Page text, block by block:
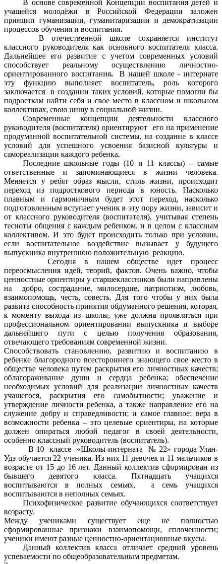
В основе современной Концепции воспитания детей и
учащейся молодёжи в Российской Федерации заложен
принцип гуманизации, гуманитаризации и демократизации
процессов обучения и воспитания.
В отечественной школе сохраняется институт
классного руководителя как основного воспитателя класса.
Дальнейшее его развитие с учетом современных условий
способствует реальному осуществлению личностно-
ориентированного воспитания.В нашей школе - интернате
эту функцию выполняет воспитатель,
роль которого
заключается в создании таких условий, которые помогли бы
подросткам найти себя и свое место в классном и школьном
коллективах, свою нишу в социальной жизни.
Современные концепции деятельности классного
руководителя (воспитателя) ориентируют его на применение
продуманной воспитательной системы, на создание в классе
условий для успешного усвоения базисной культуры и
самореализации каждого ребенка.
Последние школьные годы (10 и 11 классы) – самые
ответственные и запоминающиеся в жизни человека.
Меняется у ребят образ мысли, стиль жизни, происходит
переход из подросткового периода в юность. Насколько
плавным и гармоничным будет этот переход, насколько
подготовленным вступает ученик в эту пору жизни, зависит и
от классного руководителя (воспитателя), учитывая степень
тесноты общения с каждым ребенком, и в целом с классным
коллективом. И это будет происходить только при условии,
если воспитательное воздействие вызывает у будущего
выпускника внутреннюю положительную реакцию.
Сегодня в нашем обществе идет процесс
переосмысления идей, теорий, фактов. Очень важно, чтобы
ценностные ориентиры у старшеклассников были направлены
на добро, сострадание, милосердие, патриотизм, любовь,
взаимопомощь, честь, совесть. Для того чтобы у них была
развита способность принятия обдуманного решения, которая,
к моменту выхода из школы, уже должна проявляться при
профессиональном ориентировании выпускника и выборе
дальнейшего пути с целью получения образования,
отвечающего требованиям современной жизни.
Способствовать становлению, развитию и воспитанию в
ребенке благородного всестороннего знающего свое место в
обществе человека путем раскрытия его личностных качеств;
облагораживание души и сердца ребенка; обеспечение
необходимых условий для реализации личностных качеств
учащегося, раскрытия его самобытности; уважение и
утверждение личности ребенка, а также направление его на
служение добру и справедливости; и самое главное: вера в
возможности ребенка – это целевые ориентиры, на которые
должен опираться любой педагог в своей деятельности,
особенно классный руководитель (воспитатель).
В 10 классе «Школы-интерната № 22» города Улан-
Удэ обучается 22 ученика. Из них 11 девочек и 11 мальчиков в
возрасте от 15 до 16 лет. Данный коллектив сформирован из
бывшего девятого класса. Пятнадцать учащихся
воспитываются в полных семьях, а семь учащихся
воспитываются в неполных семьях.
Психофизическое развитие обучающихся соответствует
возрасту.
Между учениками существует еще не полностью
сформированные признаки взаимопомощи, сплоченности;
ученики имеют разные ценностно-ориентационные вкусы.
Данный коллектив класса отличает средний уровень
успеваемости по общеобразовательным предметам.